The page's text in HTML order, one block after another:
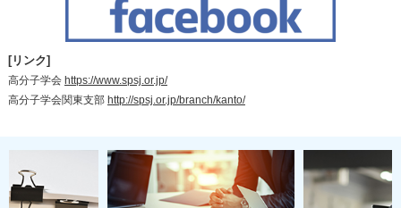
[リンク]
高分子学会 https://www.spsj.or.jp/
高分子学会関東支部 http://spsj.or.jp/branch/kanto/